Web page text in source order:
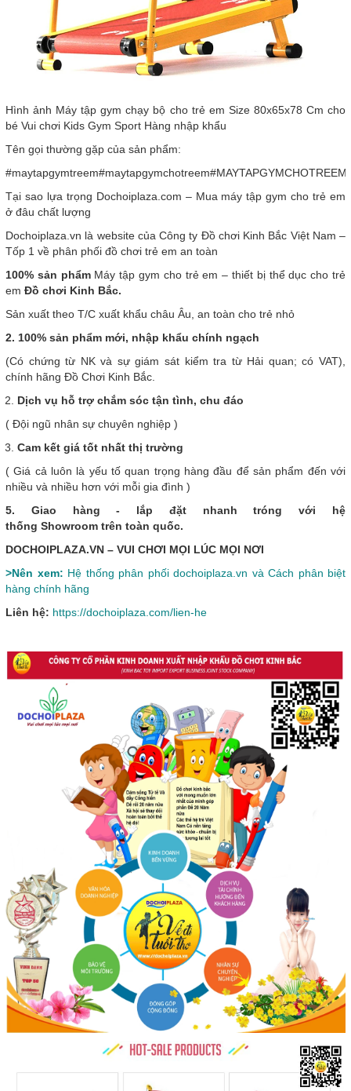
Hình ảnh Máy tập gym chạy bộ cho trẻ em Size 80x65x78 Cm cho
bé Vui chơi Kids Gym Sport Hàng nhập khẩu
Tên gọi thường gặp của sản phẩm:
Tại sao lựa trọng Dochoiplaza.com – Mua máy tập gym cho trẻ em
ở đâu chất lượng
Dochoiplaza.vn là website của Công ty Đồ chơi Kinh Bắc Việt Nam –
Tốp 1 về phân phối đồ chơi trẻ em an toàn
100% sản phẩm Máy tập gym cho trẻ em – thiết bị thể dục cho trẻ
em Đồ chơi Kinh Bắc.
Sản xuất theo T/C xuất khẩu châu Âu, an toàn cho trẻ nhỏ
2. 100% sản phẩm mới, nhập khẩu chính ngạch
(Có chứng từ NK và sự giám sát kiểm tra từ Hải quan; có VAT),
chính hãng Đồ Chơi Kinh Bắc.
Dịch vụ hỗ trợ chắm sóc tận tình, chu đáo
( Đội ngũ nhân sự chuyên nghiệp )
Cam kết giá tốt nhất thị trường
( Giá cả luôn là yếu tố quan trọng hàng đầu để sản phẩm đến với
nhiều và nhiều hơn với mỗi gia đình )
5. Giao hàng - lắp đặt nhanh tróng với hệ
thống Showroom trên toàn quốc.
DOCHOIPLAZA.VN – VUI CHƠI MỌI LÚC MỌI NƠI
>Nên xem: Hệ thống phân phối dochoiplaza.vn và Cách phân biệt
hàng chính hãng
Liên hệ: https://dochoiplaza.com/lien-he